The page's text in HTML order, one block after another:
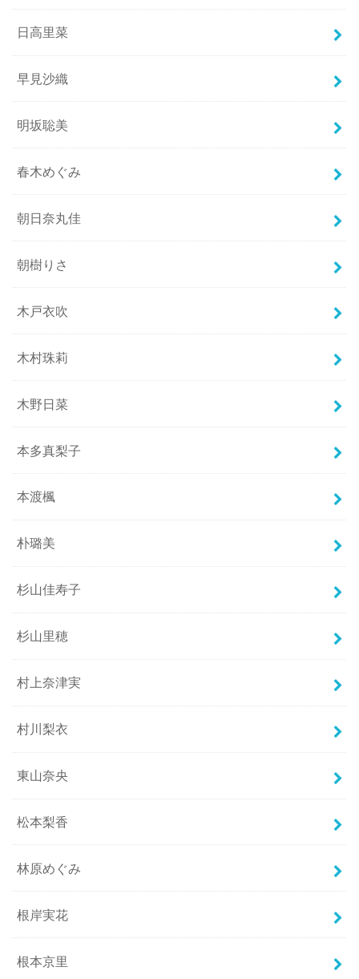
日高里菜
早見沙織
明坂聡美
春木めぐみ
朝日奈丸佳
朝樹りさ
木戸衣吹
木村珠莉
木野日菜
本多真梨子
本渡楓
朴璐美
杉山佳寿子
杉山里穂
村上奈津実
村川梨衣
東山奈央
松本梨香
林原めぐみ
根岸実花
根本京里